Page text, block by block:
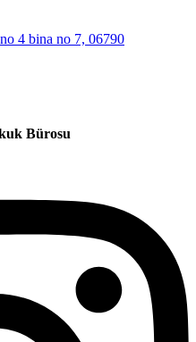
4 bina no 7, 06790
Bürosu